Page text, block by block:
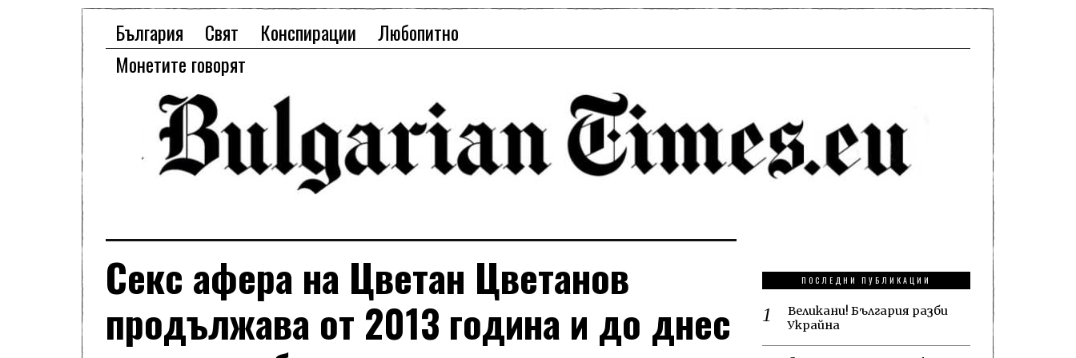
България Свят Конспирации
Любопитно
Монетите говорят
Секс афера на Цветан Цветанов
продължава от 2013 година и до днес
ПОСЛЕДНИ ПУБЛИКАЦИИ
Великани! България разби
Украйна